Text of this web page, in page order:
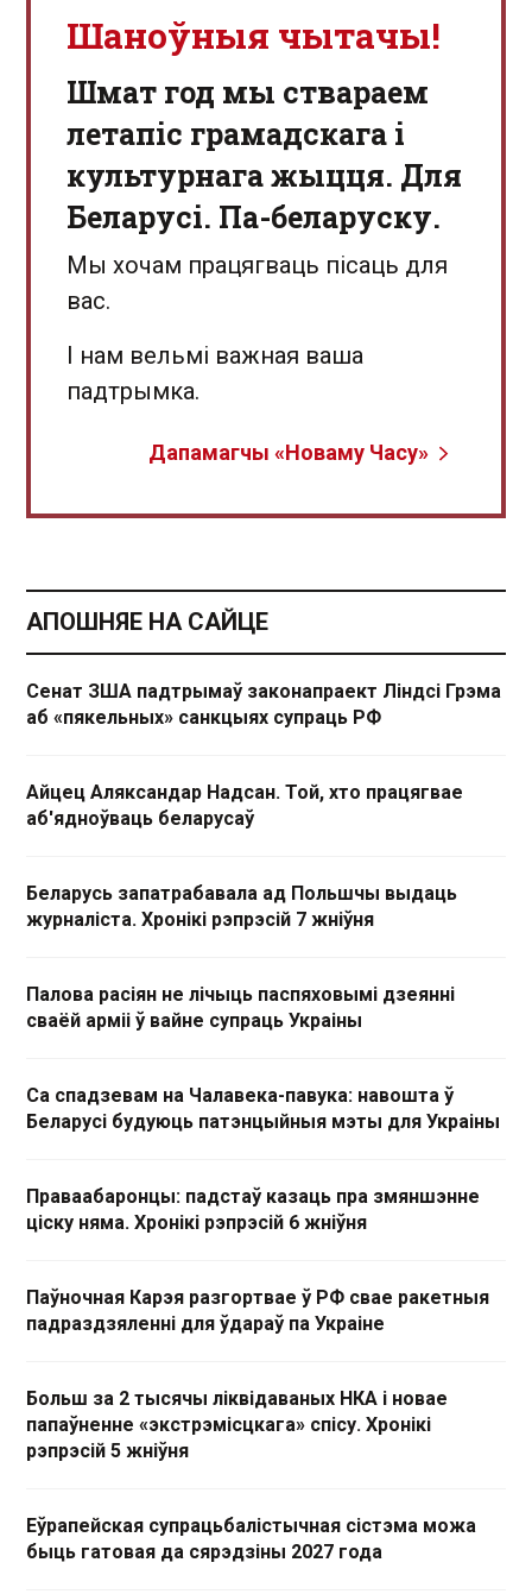
Шаноўныя чытачы!
Шмат год мы ствараем
летапіс грамадскага і
культурнага жыцця. Для
Беларусі. Па-беларуску.
Мы хочам працягваць пісаць для
вас.
І нам вельмі важная ваша
падтрымка.
Дапамагчы «Новаму Часу»
АПОШНЯЕ НА САЙЦЕ
Сенат ЗША падтрымаў законапраект Ліндсі Грэма
аб «пякельных» санкцыях супраць РФ
Айцец Аляксандар Надсан. Той, хто працягвае
аб'ядноўваць беларусаў
Беларусь запатрабавала ад Польшчы выдаць
журналіста. Хронікі рэпрэсій 7 жніўня
Палова расіян не лічыць паспяховымі дзеянні
сваёй арміі ў вайне супраць Украіны
Са спадзевам на Чалавека-павука: навошта ў
Беларусі будуюць патэнцыйныя мэты для Украіны
Праваабаронцы: падстаў казаць пра змяншэнне
ціску няма. Хронікі рэпрэсій 6 жніўня
Паўночная Карэя разгортвае ў РФ свае ракетныя
падраздзяленні для ўдараў па Украіне
Больш за 2 тысячы ліквідаваных НКА і новае
папаўненне «экстрэмісцкага» спісу. Хронікі
рэпрэсій 5 жніўня
Еўрапейская супрацьбалістычная сістэма можа
быць гатовая да сярэдзіны 2027 года